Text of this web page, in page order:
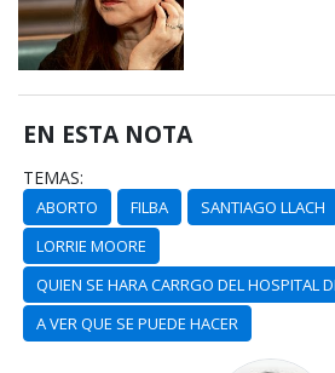
EN ESTA NOTA
TEMAS:
ABORTO FILBA SANTIAGO LLACH
LORRIE MOORE
QUIEN SE HARA CARRGO DEL HOSPITAL
A VER QUE SE PUEDE HACER